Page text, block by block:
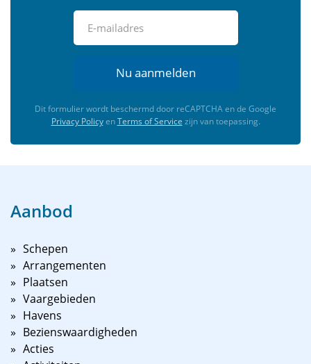
Nu aanmelden
Dit formulier wordt beschermd door reCAPTCHA en de Google
Privacy PolicyenTerms of Service zijn van toepassing.
Aanbod
Schepen
Arrangementen
Plaatsen
Vaargebieden
Havens
Bezienswaardigheden
Acties